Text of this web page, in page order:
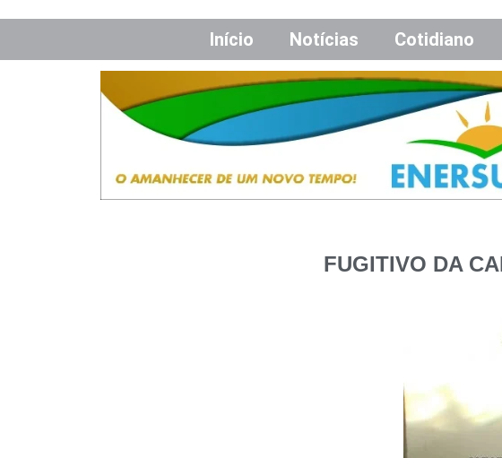
Início Notícias Cotidiano
FUGITIVO DA